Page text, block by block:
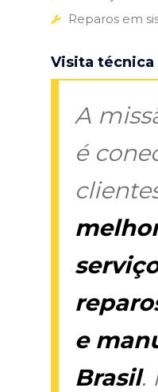
Reparos em
Visita técnica
A
é
e
Brasil.